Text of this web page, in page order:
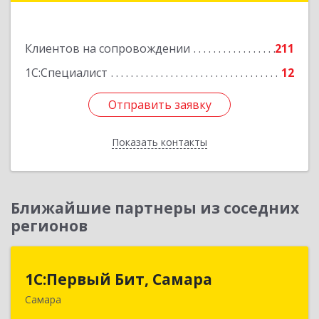
Клиентов на сопровождении
211
1С:Специалист
12
Отправить заявку
Показать контакты
Отправить заявку
Назад
Ближайшие партнеры из соседних
регионов
1С:Первый Бит, Самара
Самара
1С:Первый Бит, Самара
443013, Самарская обл, Самара г, Дачная ул,